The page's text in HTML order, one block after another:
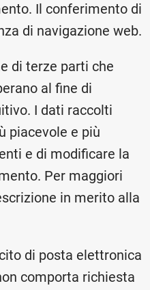
Il conferimento di
di navigazione web.
di terze parti che
al fine di
I dati raccolti
piacevole e più
e di modificare la
Per maggiori
in merito alla
di posta elettronica
comporta richiesta